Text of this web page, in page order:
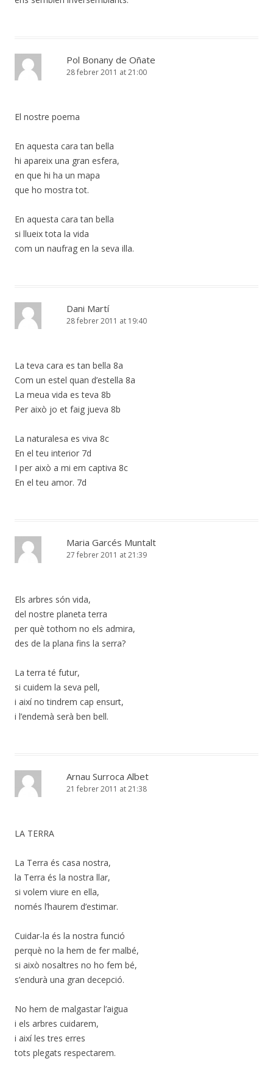
Pol Bonany de Oñate
28 febrer 2011 at 21:00
El nostre poema
En aquesta cara tan bella
hi apareix una gran esfera,
en que hi ha un mapa
que ho mostra tot.
En aquesta cara tan bella
si llueix tota la vida
com un naufrag en la seva illa.
Dani Martí
28 febrer 2011 at 19:40
La teva cara es tan bella 8a
Com un estel quan d’estella 8a
La meua vida es teva 8b
Per això jo et faig jueva 8b
La naturalesa es viva 8c
En el teu interior 7d
I per això a mi em captiva 8c
En el teu amor. 7d
Maria Garcés Muntalt
27 febrer 2011 at 21:39
Els arbres són vida,
del nostre planeta terra
per què tothom no els admira,
des de la plana fins la serra?
La terra té futur,
si cuidem la seva pell,
i així no tindrem cap ensurt,
i l’endemà serà ben bell.
Arnau Surroca Albet
21 febrer 2011 at 21:38
LA TERRA
La Terra és casa nostra,
la Terra és la nostra llar,
si volem viure en ella,
només l’haurem d’estimar.
Cuidar-la és la nostra funció
perquè no la hem de fer malbé,
si això nosaltres no ho fem bé,
s’endurà una gran decepció.
No hem de malgastar l’aigua
i els arbres cuidarem,
i així les tres erres
tots plegats respectarem.